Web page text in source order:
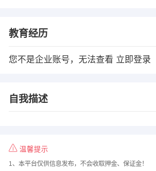
教育经历
您不是企业账号，无法查看 立即登录
自我描述
温馨提示
1、本平台仅供信息发布，不会收取押金、保证金！